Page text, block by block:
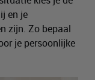
en je
zijn. Zo bepaal
je persoonlijke